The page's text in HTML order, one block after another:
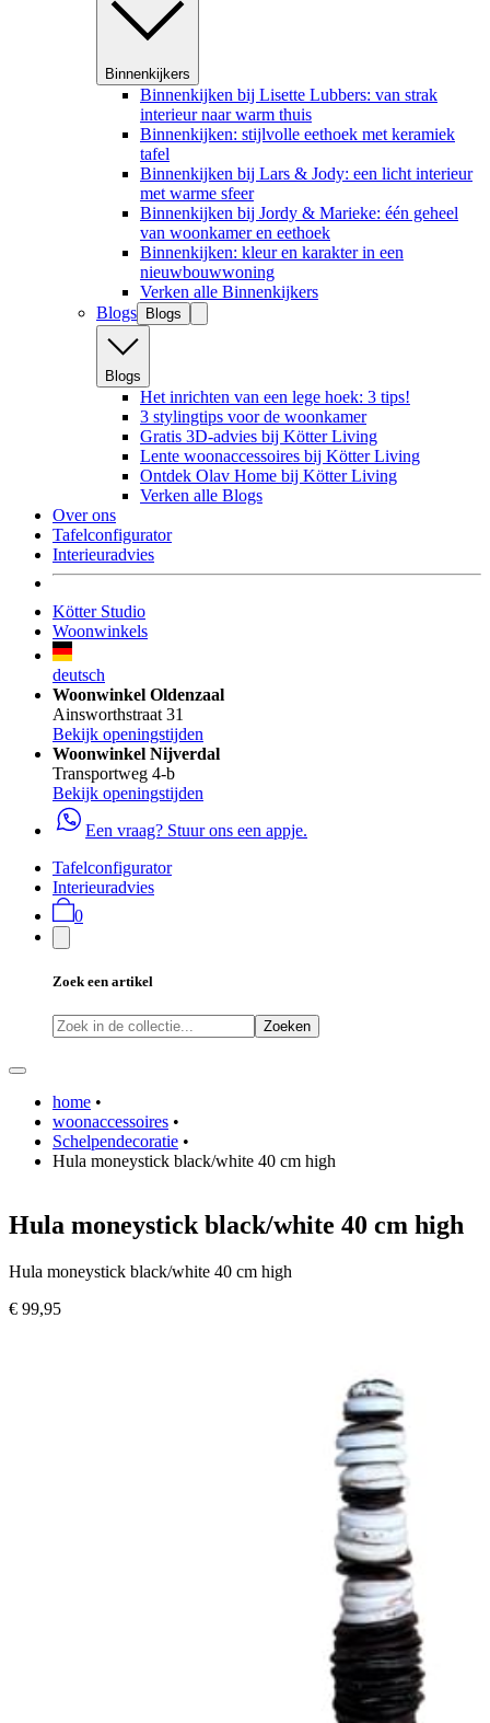
Binnenkijkers
Binnenkijken bij Lisette Lubbers: van strak
interieur naar warm thuis
Binnenkijken: stijlvolle eethoek met keramiek
tafel
Binnenkijken bij Lars & Jody: een licht interieur
met warme sfeer
Binnenkijken bij Jordy & Marieke: één geheel
van woonkamer en eethoek
Binnenkijken: kleur en karakter in een
nieuwbouwwoning
Verken alle Binnenkijkers
Blogs
Blogs
Blogs
Het inrichten van een lege hoek: 3 tips!
3 stylingtips voor de woonkamer
Gratis 3D-advies bij Kötter Living
Lente woonaccessoires bij Kötter Living
Ontdek Olav Home bij Kötter Living
Verken alle Blogs
Over ons
Tafelconfigurator
Interieuradvies
Kötter Studio
Woonwinkels
deutsch
Woonwinkel Oldenzaal
Ainsworthstraat 31
Bekijk openingstijden
Woonwinkel Nijverdal
Transportweg 4-b
Bekijk openingstijden
Een vraag? Stuur ons een appje.
Tafelconfigurator
Interieuradvies
0
Zoek een artikel
Zoeken
home •
woonaccessoires •
Schelpendecoratie •
Hula moneystick black/white 40 cm high
Hula moneystick black/white 40 cm high
Hula moneystick black/white 40 cm high
€ 99,95